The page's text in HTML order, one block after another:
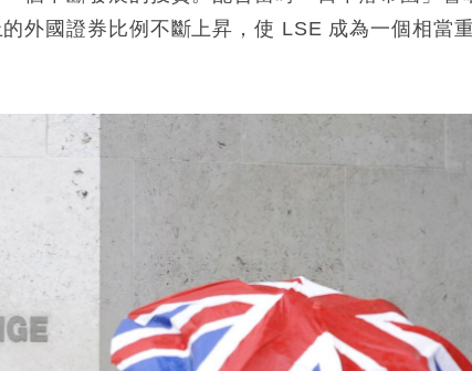
外國證券比例不斷上昇，使 LSE 成為一個相當重